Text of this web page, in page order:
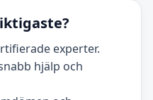
experter.
hjälp och